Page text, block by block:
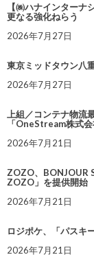
【㈱ハナインター
更なる強化ねらう
2026年7月27日
東京ミッドタウン八
2026年7月27日
上組／コンテナ物流
「OneStream株式
2026年7月21日
ZOZO、BONJOUR
ZOZO」を提供開始
2026年7月21日
ロジポケ、「パスキ
2026年7月21日